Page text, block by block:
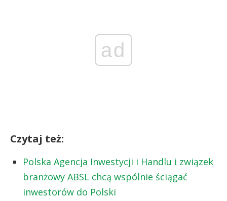
ad
Czytaj też:
Polska Agencja Inwestycji i Handlu i związek
branżowy ABSL chcą wspólnie ściągać
inwestorów do Polski